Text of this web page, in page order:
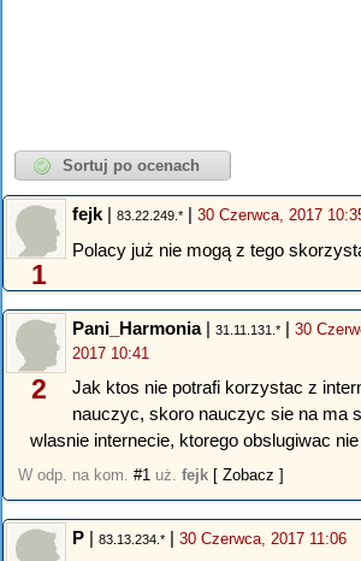
1
fejk | 83.22.249.* | 30 Czerwca, 2017
Polacy już nie mogą z tego
2
Pani_Harmonia| 31.11.131.* | 30
2017 10:41
Jak ktos nie potrafi korzystac z
nauczyc, skoro nauczyc sie na ma
wlasnie internecie, ktorego obslugiwac
W odp. na kom. #1 uż. fejk [ Zobacz ]
P | 83.13.234.* | 30 Czerwca, 2017 11:06